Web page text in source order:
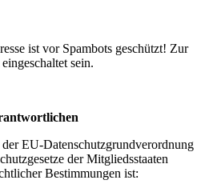
ist vor Spambots geschützt! Zur
sein.
EU-Datenschutzgrundverordnung
der Mitgliedsstaaten
Bestimmungen ist: